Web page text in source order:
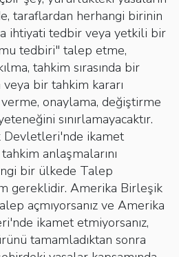
taraflardan herhangi birinin
ihtiyati tedbir veya yetkili bir
tedbiri" talep etme,
tahkim sırasında bir
bir tahkim kararı
onaylama, değiştirme
sınırlamayacaktır.
ikamet
anlaşmalarını
bir ülkede Talep
gereklidir. Amerika Birleşik
açmıyorsanız ve Amerika
ikamet etmiyorsanız,
tamamladıktan sonra